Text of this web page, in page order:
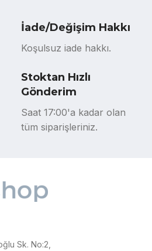
İade/Değişim Hakkı
Koşulsuz iade hakkı.
Stoktan Hızlı
Gönderim
Saat 17:00'a kadar olan
tüm siparişleriniz.
Sk. No:2,